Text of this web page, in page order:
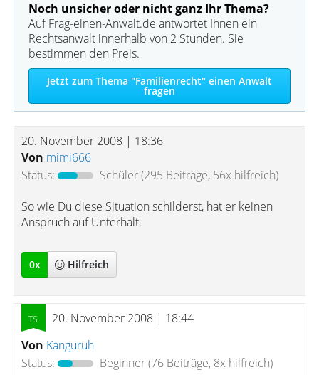
Noch unsicher oder nicht ganz Ihr Thema?
Auf Frag-einen-Anwalt.de antwortet Ihnen ein
Rechtsanwalt innerhalb von 2 Stunden. Sie
bestimmen den Preis.
Jetzt zum Thema "Familienrecht" einen Anwalt
fragen
20. November 2008 | 18:36
Von mimi666
Status:
Schüler(295 Beiträge, 56x hilfreich)
So wie Du diese Situation schilderst, hat er keinen
Anspruch auf Unterhalt.
0x Hilfreich
20. November 2008 | 18:44
Von Känguruh
Status:
Beginner(76 Beiträge, 8x hilfreich)